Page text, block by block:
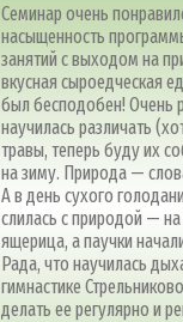
Семинар очень
насыщенность
занятий с выходом на
вкусная сыроедческая
был бесподобен! Очень
научилась различать
травы, теперь буду их
на зиму. Природа —
А в день сухого
слилась с природой —
ящерица, а паучки
Рада, что научилась
гимнастике
делать ее регулярно и